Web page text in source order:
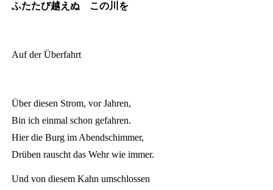
ふたたび越えぬ この川を
Auf der Überfahrt
Über diesen Strom, vor Jahren,
Bin ich einmal schon gefahren.
Hier die Burg im Abendschimmer,
Drüben rauscht das Wehr wie immer.
Und von diesem Kahn umschlossen